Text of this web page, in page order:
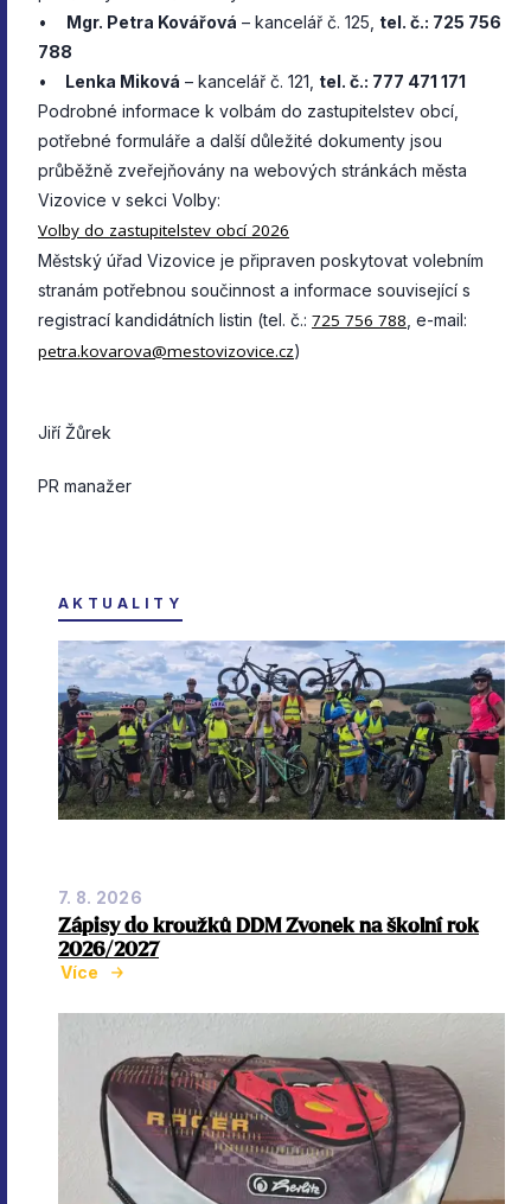
• Mgr. Petra Kovářová – kancelář č. 125, tel. č.: 725 756
788
•
Lenka Miková – kancelář č. 121, tel. č.: 777 471 171
Podrobné informace k volbám do zastupitelstev obcí,
potřebné formuláře a další důležité dokumenty jsou
průběžně zveřejňovány na webových stránkách města
Vizovice v sekci Volby:
Volby do zastupitelstev obcí 2026
Městský úřad Vizovice je připraven poskytovat volebním
stranám potřebnou součinnost a informace související s
registrací kandidátních listin (tel. č.: 725 756 788 , e-mail:
petra.kovarova@mestovizovice.cz)
Jiří Žůrek
PR manažer
AKTUALITY
7. 8. 2026
Zápisy do kroužků DDM Zvonek na školní rok
2026/2027
Více